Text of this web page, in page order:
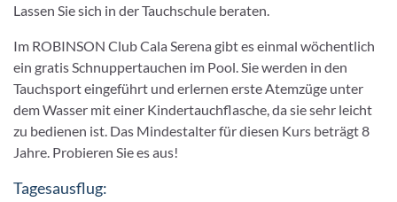
Lassen Sie sich in der Tauchschule beraten.
Im ROBINSON Club Cala Serena gibt es einmal wöchentlich
ein gratis Schnuppertauchen im Pool. Sie werden in den
Tauchsport eingeführt und erlernen erste Atemzüge unter
dem Wasser mit einer Kindertauchflasche, da sie sehr leicht
zu bedienen ist. Das Mindestalter für diesen Kurs beträgt 8
Jahre. Probieren Sie es aus!
Tagesausflug: